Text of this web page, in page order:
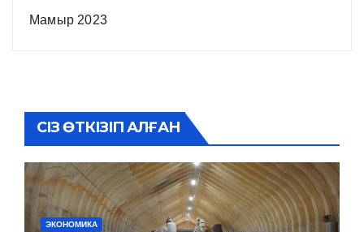
Мамыр 2023
СІЗ ӨТКІЗІП АЛҒАН
ЭКОНОМИКА